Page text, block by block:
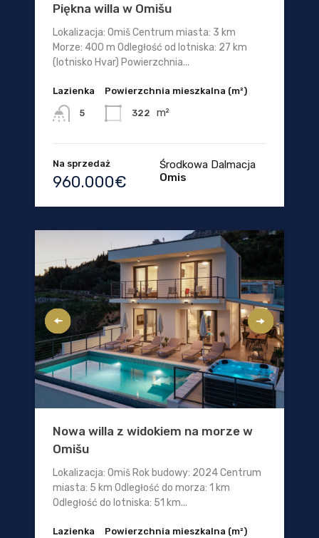
Piękna willa w Omišu
Lokalizacja: Omiš Centrum miasta: 3 km
Morze: 400 m Odległość od lotniska: 27 km
(lotnisko Hvar) Powierzchnia...
Lazienka
5
Powierzchnia mieszkalna (m²)
322 m²
Na sprzedaż
960.000€
Środkowa Dalmacja
Omis
Nowa willa z widokiem na morze w
Omišu
Lokalizacja: Omiš Rok budowy: 2024 Centrum
miasta: 5 km Odległość do morza: 1 km
Odległość do lotniska: 51 km...
Lazienka Powierzchnia mieszkalna (m²)